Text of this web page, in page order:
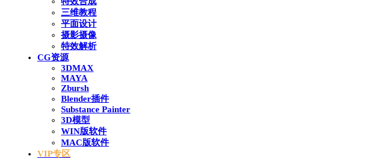
三维教程
平面设计
摄影摄像
特效解析
CG资源
3DMAX
MAYA
Zbursh
Blender插件
Substance Painter
3D模型
WIN版软件
MAC版软件
VIP专区